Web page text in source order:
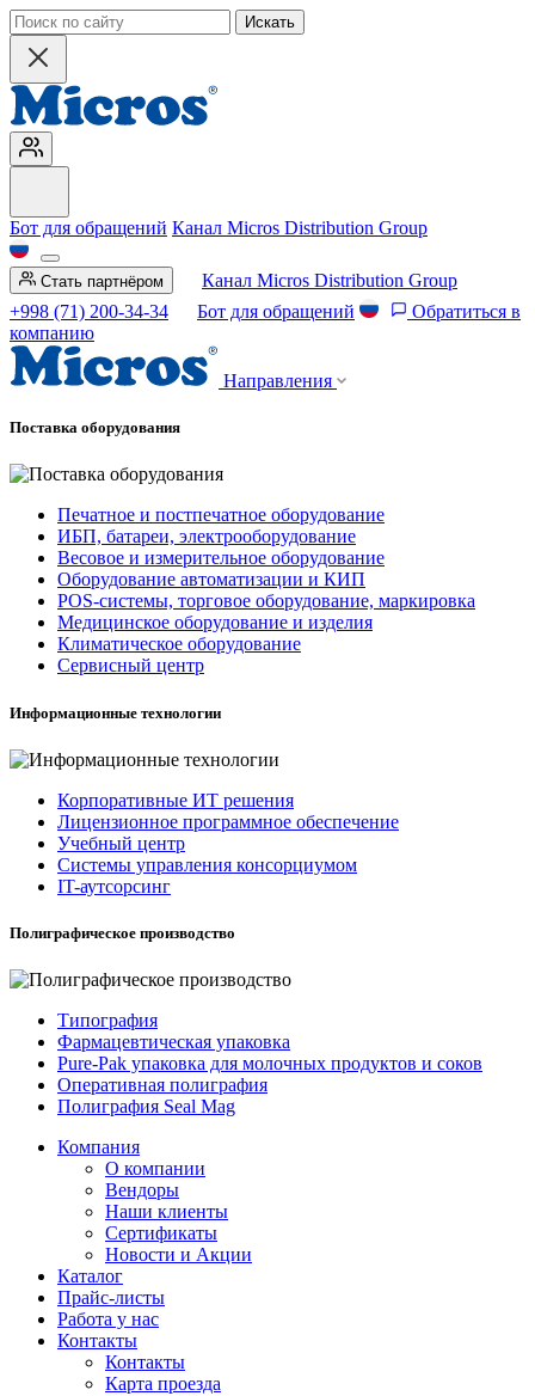
Искать
Бот для обращений Канал Micros Distribution Group
Стать партнёром
Канал Micros Distribution Group
+998 (71) 200-34-34
Бот для обращений
Обратиться в
компанию
Направления
Поставка оборудования
Печатное и постпечатное оборудование
ИБП, батареи, электрооборудование
Весовое и измерительное оборудование
Оборудование автоматизации и КИП
POS-системы, торговое оборудование, маркировка
Медицинское оборудование и изделия
Климатическое оборудование
Сервисный центр
Информационные технологии
Корпоративные ИТ решения
Лицензионное программное обеспечение
Учебный центр
Системы управления консорциумом
IT-аутсорсинг
Полиграфическое производство
Типография
Фармацевтическая упаковка
Pure-Pak упаковка для молочных продуктов и соков
Оперативная полиграфия
Полиграфия Seal Mag
Компания
О компании
Вендоры
Наши клиенты
Сертификаты
Новости и Акции
Каталог
Прайс-листы
Работа у нас
Контакты
Контакты
Карта проезда